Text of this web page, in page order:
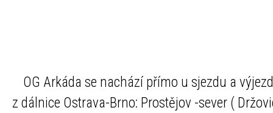
OG Arkáda se nachází přímo u sjezdu a
z dálnice Ostrava-Brno: Prostějov -sever (